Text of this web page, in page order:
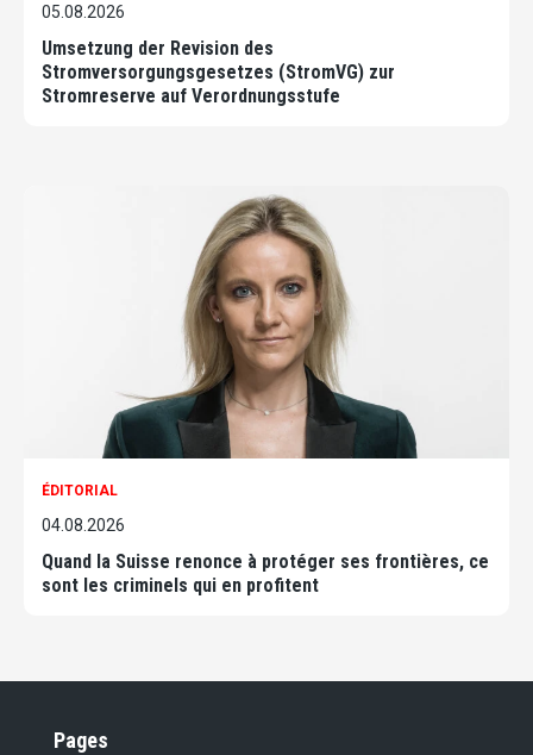
05.08.2026
Umsetzung der Revision des
Stromversorgungsgesetzes (StromVG) zur
Stromreserve auf Verordnungsstufe
ÉDITORIAL
04.08.2026
Quand la Suisse renonce à protéger ses frontières, ce
sont les criminels qui en profitent
Pages